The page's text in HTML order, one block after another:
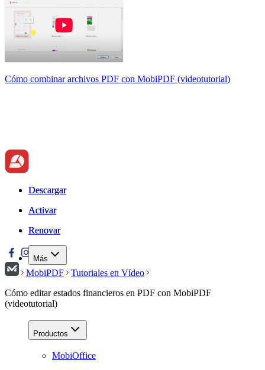
Cómo combinar archivos PDF con MobiPDF (videotutorial)
Descargar
Activar
Renovar
Más
Descargar
Activar
Renovar
MobiPDF
Tutoriales en Vídeo
Cómo editar estados financieros en PDF con MobiPDF
(videotutorial)
Productos
MobiOffice